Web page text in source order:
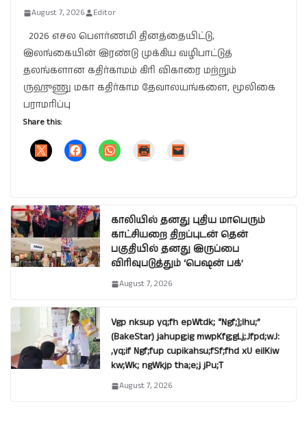
August 7, 2026 Editor
2026 எசல பௌர்ணமி தினத்தையிட்டு,
இலங்கையின் இரண்டு முக்கிய வழிபாட்டுத்
தலங்களான கதிர்காமம் கிரி விகாரை மற்றும்
ருஹுணு மகா கதிர்காம தேவாலயங்களை, மூலிகை
பராமரிப்பு
Share this:
காலியில் தனது புதிய மாபெரும்
காட்சியறை திறப்புடன் தென்
பகுதியில் தனது இருப்பை
விரிவுபடுத்தும் ‘பெஷன் பக்’
August 7, 2026
Vgp nksup yq;fh epWtdk; “Ngf;];lhu;”
(BakeStar) jahupg;ig mwpKfg;gLj;Jfpd;wJ:
,yq;if Ngf;fup cupikahsu;fSf;fhd xU eilKiw
kw;Wk; ngWkjp tha;e;j jPu;T
August 7, 2026